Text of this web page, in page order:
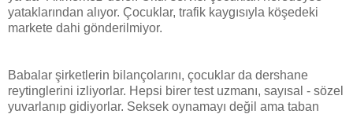
yataklarından alıyor. Çocuklar, trafik kaygısıyla köşedeki
markete dahi gönderilmiyor.
Babalar şirketlerin bilançolarını, çocuklar da dershane
reytinglerini izliyorlar. Hepsi birer test uzmanı, sayısal - sözel
yuvarlanıp gidiyorlar. Seksek oynamayı değil ama taban